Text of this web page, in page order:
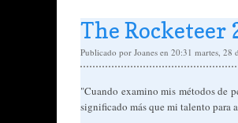
The
Publicado por Joanes en 20:31 martes, 28
"Cuando examino mis métodos de
significado más que mi talento